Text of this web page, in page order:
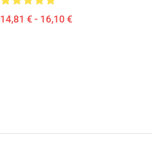
14,81 € - 16,10 €